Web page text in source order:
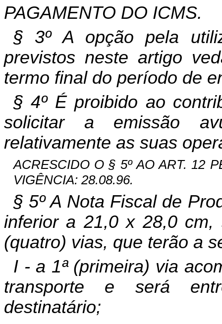
PAGAMENTO DO ICMS.
§ 3º A opção pela
previstos neste artigo
termo final do período de
§ 4º É proibido ao
solicitar a emissão
relativamente as suas
ACRESCIDO O § 5º AO ART. 12
VIGÊNCIA: 28.08.96.
§ 5º A Nota Fiscal de
inferior a 21,0 x 28,0
(quatro) vias, que terão a
I - a 1ª (primeira) via
transporte e será
destinatário;